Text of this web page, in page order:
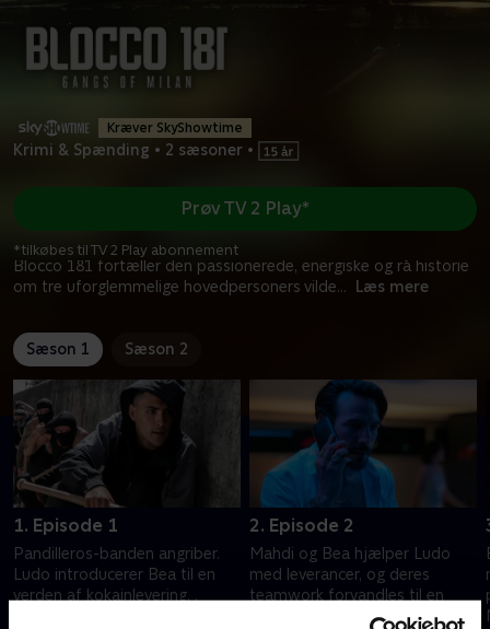
Kræver SkyShowtime
Krimi & Spænding • 2 sæsoner •
Blocco 181 fortæller den passionerede, energiske og rå historie
om tre uforglemmelige hovedpersoners vilde... Læs mere
Prøv TV 2 Play*
*tilkøbes til TV 2 Play abonnement
Sæson 1 Sæson 2
1. Episode 1
Pandilleros-banden angriber.
Ludo introducerer Bea til en
verden af kokainlevering. .
2. Episode 2
Mahdi og Bea hjælper Ludo
med leverancer, og deres
teamwork forvandles til en
trevejstiltrækning